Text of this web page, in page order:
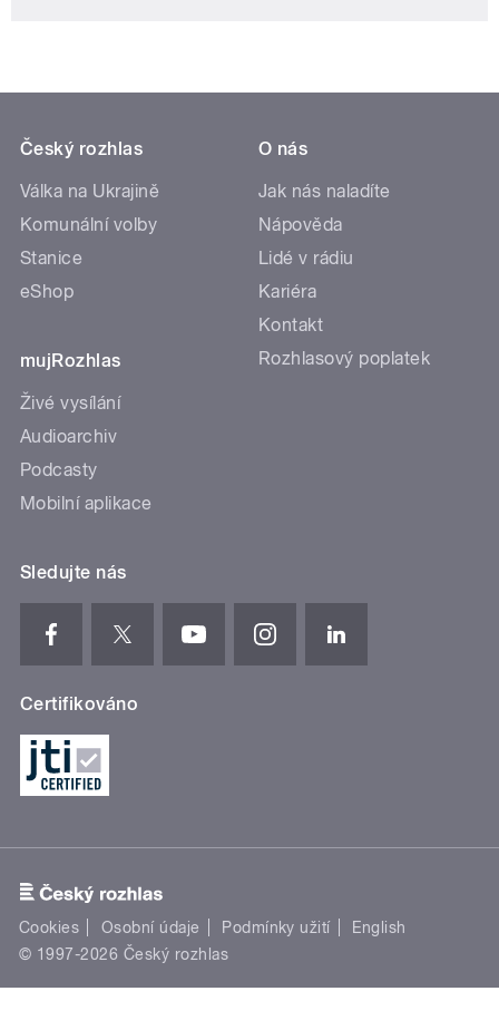
Český rozhlas
Válka na Ukrajině
Komunální volby
Stanice
eShop
mujRozhlas
Živé vysílání
Audioarchiv
Podcasty
Mobilní aplikace
O nás
Jak nás naladíte
Nápověda
Lidé v rádiu
Kariéra
Kontakt
Rozhlasový poplatek
Sledujte nás
Certifikováno
Cookies Osobní údaje Podmínky užití
English
© 1997-2026 Český rozhlas